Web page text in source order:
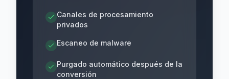
Canales de procesamiento
privados
Escaneo de malware
Purgado automático después de la
conversión